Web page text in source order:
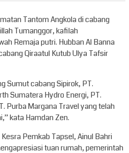
Tantom Angkola di cabang
Tumanggor, kafilah
Remaja putri. Hubban Al Banna
Qiraatul Kutub Ulya Tafsir
Sumut cabang Sipirok, PT.
Sumatera Hydro Energi, PT.
Purba Margana Travel yang telah
kata Hamdan Zen.
Pemkab Tapsel, Ainul Bahri
tuan rumah, pemerintah